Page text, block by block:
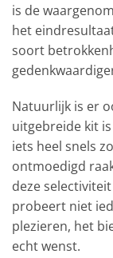
is de
het
soort
Natuurlijk is er
uitgebreide kit
iets heel snels
ontmoedigd
deze
probeert niet
plezieren, het
echt wenst.